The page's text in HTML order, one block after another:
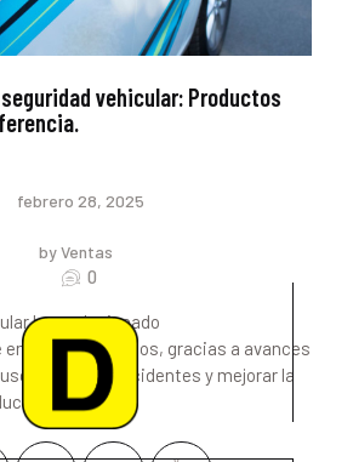
vehicular: Productos
febrero 28, 2025
by Ventas
0
ha evolucionado
los últimos años, gracias a avances
reducir accidentes y mejorar la
y…